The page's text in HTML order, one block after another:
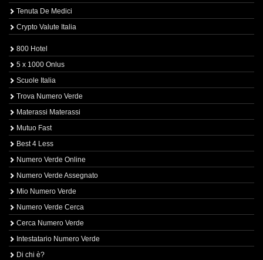
Tenuta De Medici
Crypto Valute Italia
800 Hotel
5 x 1000 Onlus
Scuole Italia
Trova Numero Verde
Materassi Materassi
Mutuo Fast
Best 4 Less
Numero Verde Online
Numero Verde Assegnato
Mio Numero Verde
Numero Verde Cerca
Cerca Numero Verde
Intestatario Numero Verde
Di chi è?